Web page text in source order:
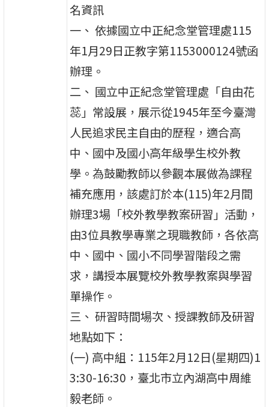
名資訊
一、 依據國立中正紀念堂管理處115
年1月29日正教字第1153000124號函
辦理。
二、 國立中正紀念堂管理處「自由花
蕊」常設展，展示從1945年至今臺灣
人民追求民主自由的歷程，適合高
中、國中及國小高年級學生校外教
學。為鼓勵教師以參觀本展做為課程
補充應用，該處訂於本(115)年2月間
辦理3場「校外教學教案研習」活動，
由3位具教學專業之現職教師，各依高
中、國中、國小不同學習階段之需
求，講授本展覽校外教學教案與學習
單操作。
三、 研習時間場次、授課教師及研習
地點如下：
(一) 高中組：115年2月12日(星期四)1
3:30-16:30，臺北市立內湖高中周維
毅老師。